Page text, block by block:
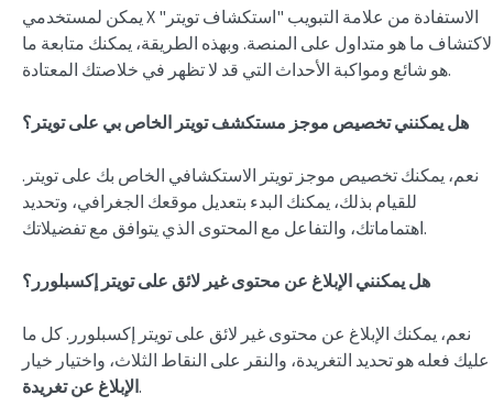
يمكن لمستخدمي X الاستفادة من علامة التبويب "استكشاف تويتر"
لاكتشاف ما هو متداول على المنصة. وبهذه الطريقة، يمكنك متابعة ما
هو شائع ومواكبة الأحداث التي قد لا تظهر في خلاصتك المعتادة.
هل يمكنني تخصيص موجز مستكشف تويتر الخاص بي على تويتر؟
نعم، يمكنك تخصيص موجز تويتر الاستكشافي الخاص بك على تويتر.
للقيام بذلك، يمكنك البدء بتعديل موقعك الجغرافي، وتحديد
اهتماماتك، والتفاعل مع المحتوى الذي يتوافق مع تفضيلاتك.
هل يمكنني الإبلاغ عن محتوى غير لائق على تويتر إكسبلورر؟
نعم، يمكنك الإبلاغ عن محتوى غير لائق على تويتر إكسبلورر. كل ما
عليك فعله هو تحديد التغريدة، والنقر على النقاط الثلاث، واختيار خيار
الإبلاغ عن تغريدة.